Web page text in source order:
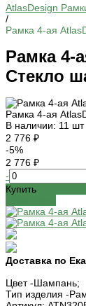
AtlasDesign
/
Рамка 4-ая
Рамка 4-
Стекло
Рамка 4-ая
В наличии: 11 шт
2 776 ₽
-5%
2 776 ₽
-
Купить
Доставка по
Цвет -Шампань;
Тип изделия -